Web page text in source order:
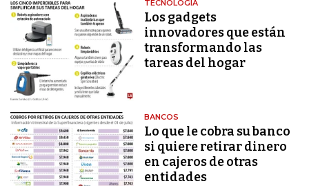
TECNOLOGÍA
Los gadgets
innovadores que están
transformando las
tareas del hogar
BANCOS
Lo que le cobra su banco
si quiere retirar dinero
en cajeros de otras
entidades